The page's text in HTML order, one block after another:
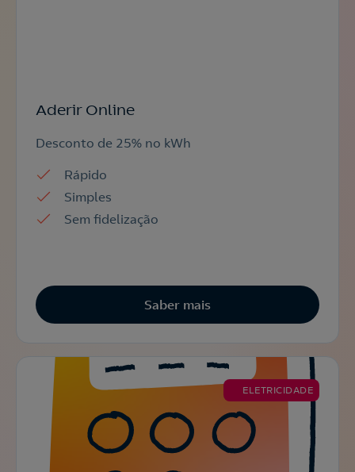
Aderir Online
Desconto de 25% no kWh
Rápido
Simples
Sem fidelização
Saber mais
ELETRICIDADE